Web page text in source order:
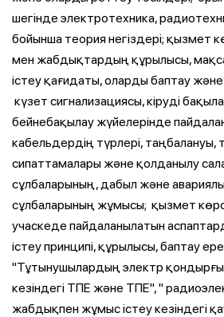
шегінде электротехника,
бойынша теория негіздері; қызмет
мен жабдықтардың құрылысы,
істеу қағидаты, оларды баптау
күзет сигнализациясы, кіруді
бейнебақылау жүйелерінде
кабельдердің түрлері, таңбалануы,
сипаттамалары және қолданылу
сұлбаларының, дабыл және
сұлбаларының жұмысы; ­ қызмет
учаскеде пайдаланылатын
істеу принципі, құрылысы, баптау
"Тұтынушылардың электр
кезіндегі ТПЕ және ТПЕ", "
жабдықпен жұмыс істеу кезіндегі